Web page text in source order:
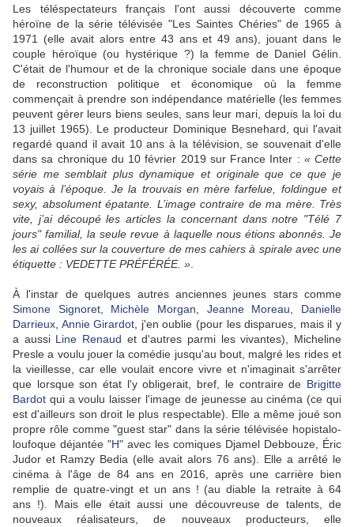
Les téléspectateurs français l'ont aussi découverte comme
héroïne de la série télévisée "Les Saintes Chéries" de 1965 à
1971 (elle avait alors entre 43 ans et 49 ans), jouant dans le
couple héroïque (ou hystérique ?) la femme de Daniel Gélin.
C'était de l'humour et de la chronique sociale dans une époque
de reconstruction politique et économique où la femme
commençait à prendre son indépendance matérielle (les femmes
peuvent gérer leurs biens seules, sans leur mari, depuis la loi du
13 juillet 1965). Le producteur Dominique Besnehard, qui l'avait
regardé quand il avait 10 ans à la télévision, se souvenait d'elle
dans sa chronique du 10 février 2019 sur France Inter : « Cette
série me semblait plus dynamique et originale que ce que je
voyais à l’époque. Je la trouvais en mère farfelue, foldingue et
sexy, absolument épatante. L’image contraire de ma mère. Très
vite, j’ai découpé les articles la concernant dans notre "Télé 7
jours" familial, la seule revue à laquelle nous étions abonnés. Je
les ai collées sur la couverture de mes cahiers à spirale avec une
étiquette : VEDETTE PRÉFÉRÉE. »
À l'instar de quelques autres anciennes jeunes stars comme
Simone Signoret, Michèle Morgan Jeanne Moreau
Danielle
Darrieux Annie Girardot , j'en oublie (pour les disparues, mais il y
a aussi Line Renaud et d'autres parmi les vivantes), Micheline
Presle a voulu jouer la comédie jusqu'au bout, malgré les rides et
la vieillesse, car elle voulait encore vivre et n'imaginait s'arrêter
que lorsque son état l'y obligerait, bref, le contraire de Brigitte
Bardot qui a voulu laisser l'image de jeunesse au cinéma (ce qui
est d'ailleurs son droit le plus respectable). Elle a même joué son
propre rôle comme "guest star" dans la série télévisée hopistalo-
loufoque déjantée "H" avec les comiques Djamel Debbouze, Éric
Judor et Ramzy Bedia (elle avait alors 76 ans). Elle a arrêté le
cinéma à l'âge de 84 ans en 2016, après une carrière bien
remplie de quatre-vingt et un ans ! (au diable la retraite à 64
ans !). Mais elle était aussi une découvreuse de talents, de
nouveaux réalisateurs, de nouveaux producteurs, elle